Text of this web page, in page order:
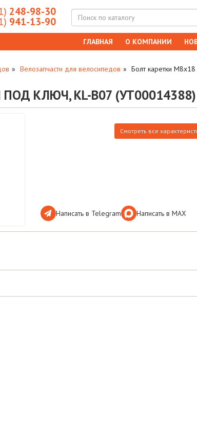
248-98-30
941-13-90
ГЛАВНАЯ О КОМПАНИИ
Велозапчасти для велосипедов Болт каретки
КЛЮЧ, KL-B07 (УТ00014388)
Смотреть все
Написать в Telegram Написать в МАХ